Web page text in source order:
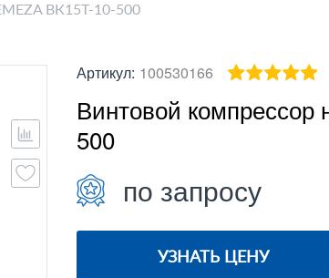
ВК15T-10-500
Артикул: 100530166
Винтовой компрессор
500
по запросу
УЗНАТЬ ЦЕНУ